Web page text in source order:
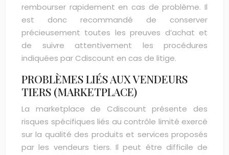
rembourser rapidement en cas de problème. Il
est donc recommandé de conserver
précieusement toutes les preuves d’achat et
de suivre attentivement les procédures
indiquées par Cdiscount en cas de litige.
PROBLÈMES LIÉS AUX VENDEURS
TIERS (MARKETPLACE)
La marketplace de Cdiscount présente des
risques spécifiques liés au contrôle limité exercé
sur la qualité des produits et services proposés
par les vendeurs tiers. Il peut être difficile de